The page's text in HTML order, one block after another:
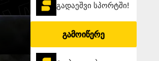
გადაეშვი სპორტში!
გამოიწერე